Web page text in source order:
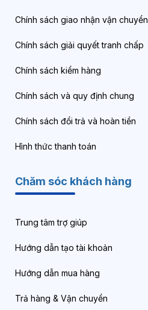
Chính sách giao nhận vận chuyển
Chính sách giải quyết tranh chấp
Chính sách kiểm hàng
Chính sách và quy định chung
Chính sách đổi trả và hoàn tiền
Hình thức thanh toán
Chăm sóc khách hàng
Trung tâm trợ giúp
Hướng dẫn tạo tài khoản
Hướng dẫn mua hàng
Trả hàng & Vận chuyển